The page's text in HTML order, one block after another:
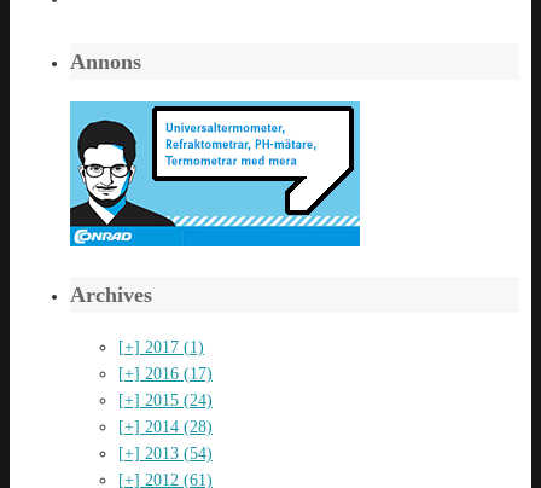
Annons
Archives
[+] 2017 (1)
[+] 2016 (17)
[+] 2015 (24)
[+] 2014 (28)
[+] 2013 (54)
[+] 2012 (61)